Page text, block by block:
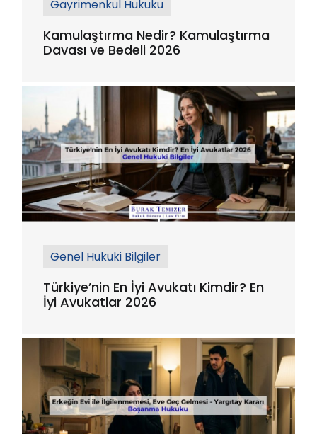
Gayrimenkul Hukuku
Kamulaştırma Nedir? Kamulaştırma
Davası ve Bedeli 2026
Genel Hukuki Bilgiler
Türkiye’nin En İyi Avukatı Kimdir? En
İyi Avukatlar 2026